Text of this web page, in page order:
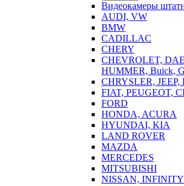
Видеокамеры
AUDI, VW
BMW
CADILLAC
CHERY
CHEVROLET,
HUMMER, Buick,
CHRYSLER, JEEP,
FIAT, PEUGEOT,
FORD
HONDA, ACURA
HYUNDAI, KIA
LAND ROVER
MAZDA
MERCEDES
MITSUBISHI
NISSAN, INFINITY